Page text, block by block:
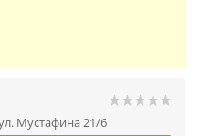
Мустафина 21/6